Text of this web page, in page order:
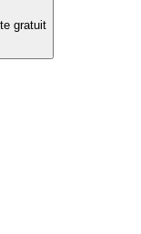
gratuit